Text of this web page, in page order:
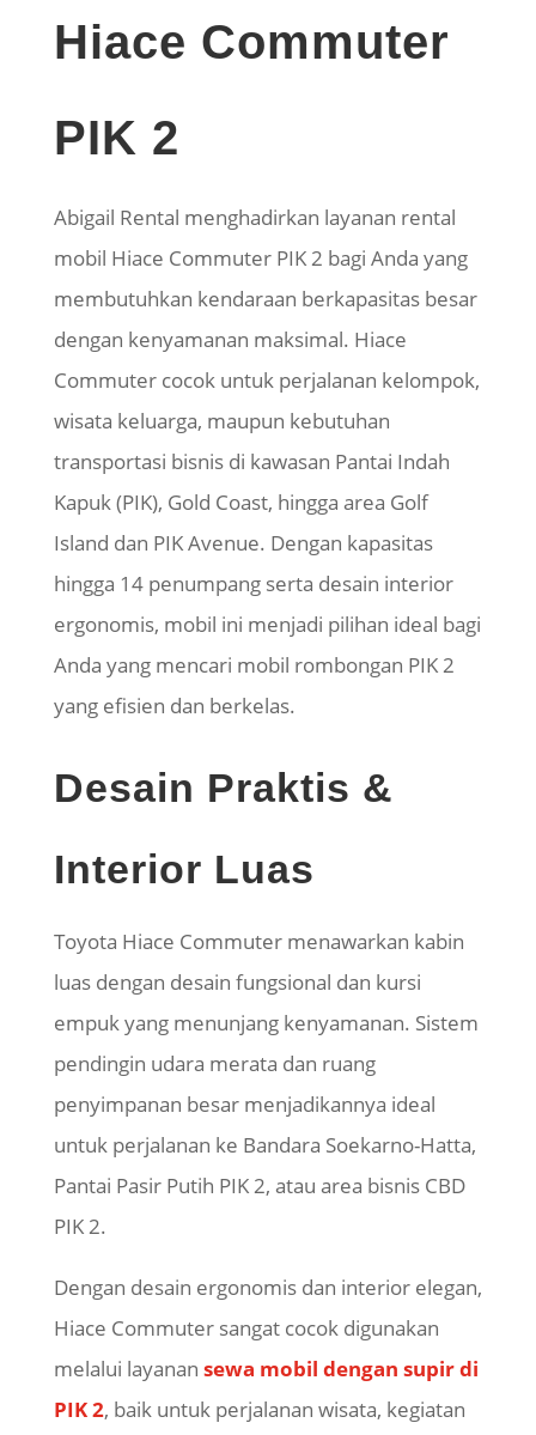
Hiace Commuter
PIK 2
Abigail Rental menghadirkan layanan rental
mobil Hiace Commuter PIK 2 bagi Anda yang
membutuhkan kendaraan berkapasitas besar
dengan kenyamanan maksimal. Hiace
Commuter cocok untuk perjalanan kelompok,
wisata keluarga, maupun kebutuhan
transportasi bisnis di kawasan Pantai Indah
Kapuk (PIK), Gold Coast, hingga area Golf
Island dan PIK Avenue. Dengan kapasitas
hingga 14 penumpang serta desain interior
ergonomis, mobil ini menjadi pilihan ideal bagi
Anda yang mencari mobil rombongan PIK 2
yang efisien dan berkelas.
Desain Praktis &
Interior Luas
Toyota Hiace Commuter menawarkan kabin
luas dengan desain fungsional dan kursi
empuk yang menunjang kenyamanan. Sistem
pendingin udara merata dan ruang
penyimpanan besar menjadikannya ideal
untuk perjalanan ke Bandara Soekarno-Hatta,
Pantai Pasir Putih PIK 2, atau area bisnis CBD
PIK 2.
Dengan desain ergonomis dan interior elegan,
Hiace Commuter sangat cocok digunakan
melalui layanan sewa mobil dengan supirdi
PIK 2, baik untuk perjalanan wisata, kegiatan